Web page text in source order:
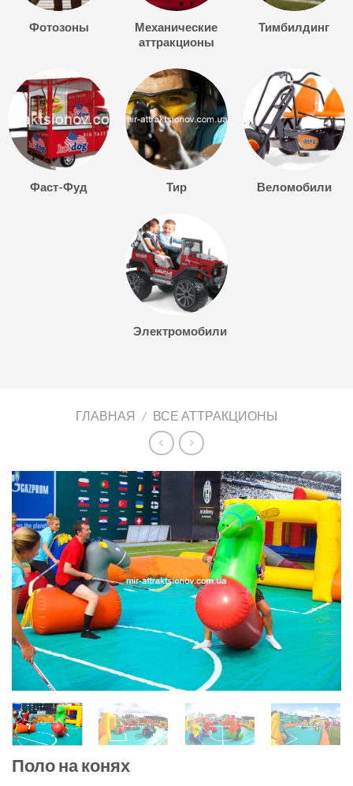
Фотозоны
Механические
аттракционы
Тимбилдинг
Фаст-Фуд Тир Веломобили
Электромобили
ГЛАВНАЯ / ВСЕ АТТРАКЦИОНЫ
Поло на конях